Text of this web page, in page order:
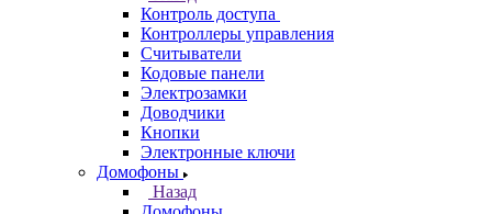
Контроль доступа
Контроллеры управления
Считыватели
Кодовые панели
Электрозамки
Доводчики
Кнопки
Электронные ключи
Домофоны
Назад